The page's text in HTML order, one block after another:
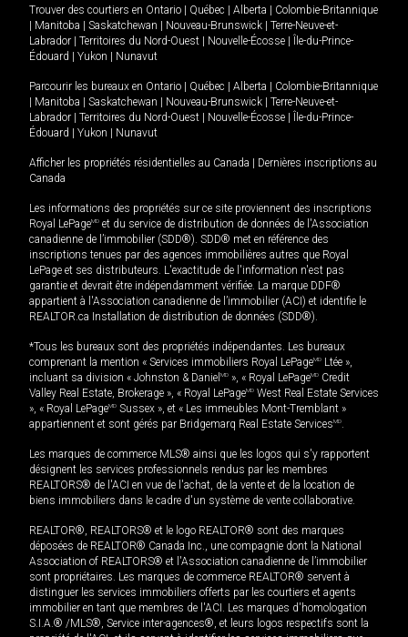
Trouver des courtiers en Ontario Québec Alberta
Colombie-Britannique
Manitoba Saskatchewan Nouveau-Brunswick
Terre-Neuve-et-
Labrador
Territoires du Nord-Ouest Nouvelle-Écosse
Île-du-Prince-
Édouard
Yukon Nunavut
Parcourir les bureaux en Ontario Québec Alberta
Colombie-Britannique
Manitoba Saskatchewan Nouveau-Brunswick
Terre-Neuve-et-
Labrador
Territoires du Nord-Ouest Nouvelle-Écosse
Île-du-Prince-
Édouard
Yukon Nunavut
Afficher les propriétés résidentielles au Canada
Dernières inscriptions au
Canada
Les informations des propriétés sur ce site proviennent des inscriptions
Royal LePageMD et du service de distribution de données de l'Association
canadienne de l’immobilier (SDD®). SDD® met en référence des
inscriptions tenues par des agences immobilières autres que Royal
LePage et ses distributeurs. L'exactitude de l'information n'est pas
garantie et devrait être indépendamment vérifiée. La marque DDF®
appartient à l'Association canadienne de l’immobilier (ACI) et identifie le
REALTOR.ca Installation de distribution de données (SDD®).
*Tous les bureaux sont des propriétés indépendantes. Les bureaux
comprenant la mention « Services immobiliers Royal LePageMD Ltée »,
incluant sa division « Johnston & Daniel MD », « Royal LePageMD Credit
Valley Real Estate, Brokerage », « Royal LePageMD West Real Estate Services
», « Royal LePageMD Sussex », et « Les immeubles Mont-Tremblant »
appartiennent et sont gérés par Bridgemarq Real Estate ServicesMD.
Les marques de commerce MLS® ainsi que les logos qui s'y rapportent
désignent les services professionnels rendus par les membres
REALTORS® de l'ACI en vue de l'achat, de la vente et de la location de
biens immobiliers dans le cadre d'un système de vente collaborative.
REALTOR®, REALTORS® et le logo REALTOR® sont des marques
déposées de REALTOR® Canada Inc., une compagnie dont la National
Association of REALTORS® et l'Association canadienne de l’immobilier
sont propriétaires. Les marques de commerce REALTOR® servent à
distinguer les services immobiliers offerts par les courtiers et agents
immobilier en tant que membres de l'ACI. Les marques d'homologation
S.I.A.® /MLS®, Service inter-agences®, et leurs logos respectifs sont la